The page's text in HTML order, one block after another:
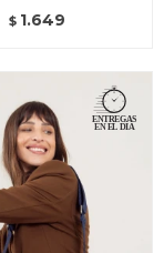
$ 1.649